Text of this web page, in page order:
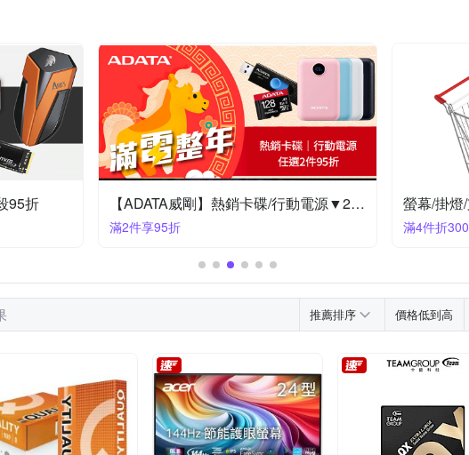
ZyXEL 合勤 綠聯 UGREEN 伽利略 其他品牌 金梅
95折 【ADATA威剛】熱銷卡碟/行動電源▼2件95折
滿2件享95折 滿4件折300
推薦排序 價格低到高